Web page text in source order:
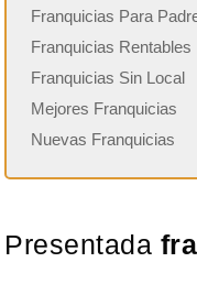
Franquicias Para
Franquicias Rentables
Franquicias Sin Local
Mejores Franquicias
Nuevas Franquicias
Presentada